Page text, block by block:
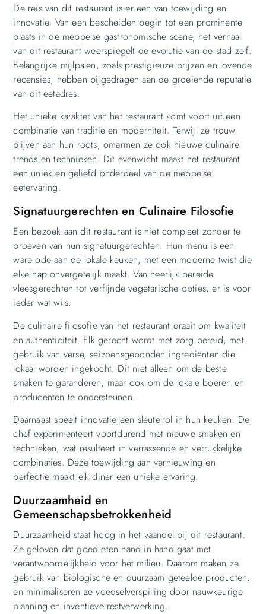
De reis van dit restaurant is er een van toewijding en
innovatie. Van een bescheiden begin tot een prominente
plaats in de meppelse gastronomische scene, het verhaal
van dit restaurant weerspiegelt de evolutie van de stad zelf.
Belangrijke mijlpalen, zoals prestigieuze prijzen en lovende
recensies, hebben bijgedragen aan de groeiende reputatie
van dit eetadres.
Het unieke karakter van het restaurant komt voort uit een
combinatie van traditie en moderniteit. Terwijl ze trouw
blijven aan hun roots, omarmen ze ook nieuwe culinaire
trends en technieken. Dit evenwicht maakt het restaurant
een uniek en geliefd onderdeel van de meppelse
eetervaring.
Signatuurgerechten en Culinaire Filosofie
Een bezoek aan dit restaurant is niet compleet zonder te
proeven van hun signatuurgerechten. Hun menu is een
ware ode aan de lokale keuken, met een moderne twist die
elke hap onvergetelijk maakt. Van heerlijk bereide
vleesgerechten tot verfijnde vegetarische opties, er is voor
ieder wat wils.
De culinaire filosofie van het restaurant draait om kwaliteit
en authenticiteit. Elk gerecht wordt met zorg bereid, met
gebruik van verse, seizoensgebonden ingrediënten die
lokaal worden ingekocht. Dit niet alleen om de beste
smaken te garanderen, maar ook om de lokale boeren en
producenten te ondersteunen.
Daarnaast speelt innovatie een sleutelrol in hun keuken. De
chef experimenteert voortdurend met nieuwe smaken en
technieken, wat resulteert in verrassende en verrukkelijke
combinaties. Deze toewijding aan vernieuwing en
perfectie maakt elk diner een unieke ervaring.
Duurzaamheid en
Gemeenschapsbetrokkenheid
Duurzaamheid staat hoog in het vaandel bij dit restaurant.
Ze geloven dat goed eten hand in hand gaat met
verantwoordelijkheid voor het milieu. Daarom maken ze
gebruik van biologische en duurzaam geteelde producten,
en minimaliseren ze voedselverspilling door nauwkeurige
planning en inventieve restverwerking.